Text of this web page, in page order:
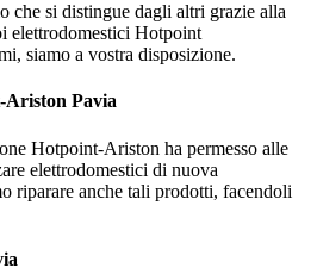
che si distingue dagli altri grazie alla
elettrodomestici Hotpoint
siamo a vostra disposizione.
Ariston Pavia
Hotpoint-Ariston ha permesso alle
elettrodomestici di nuova
riparare anche tali prodotti, facendoli